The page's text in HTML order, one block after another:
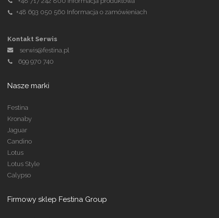
+48 693 050 560 Informacja o zamówieniach
Kontakt Serwis
serwis@festina.pl
699 970 740
Nasze marki
Festina
Kronaby
Jaguar
Candino
Lotus
Lotus Style
Calypso
Firmowy sklep Festina Group